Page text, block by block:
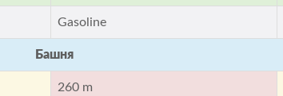
Gasoline
Башня
260 m